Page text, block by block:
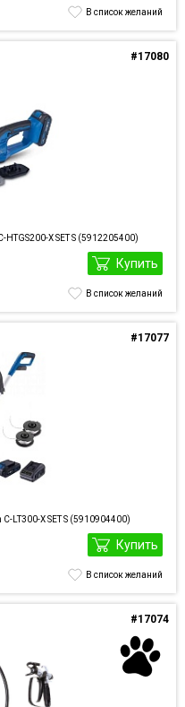
В список желаний
X SET S (5912205400)
#17080
Купить
В список желаний
LT300-X SET S (5910904400)
#17077
Купить
В список желаний
#17074